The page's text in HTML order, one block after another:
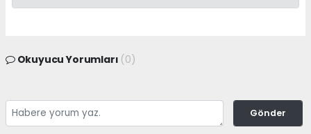
Okuyucu Yorumları (0)
Gönder